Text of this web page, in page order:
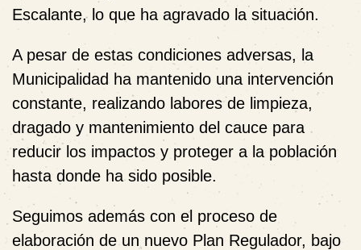
Escalante, lo que ha agravado la situación.
A pesar de estas condiciones adversas, la
Municipalidad ha mantenido una intervención
constante, realizando labores de limpieza,
dragado y mantenimiento del cauce para
reducir los impactos y proteger a la población
hasta donde ha sido posible.
Seguimos además con el proceso de
elaboración de un nuevo Plan Regulador, bajo